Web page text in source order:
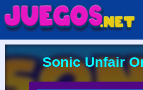
Sonic Unfair